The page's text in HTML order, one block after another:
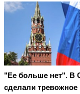
"Ее больше нет". В
сделали тревожное